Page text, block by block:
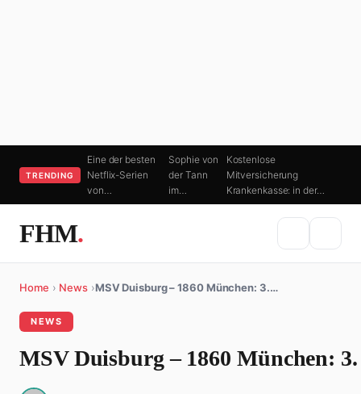
TRENDING
Eine der besten
Netflix-Serien
von…
Sophie von
der Tann
im…
Kostenlose
Mitversicherung
Krankenkasse: in der…
FHM.
Home › News ›MSV Duisburg – 1860 München: 3.…
NEWS
MSV Duisburg – 1860 München: